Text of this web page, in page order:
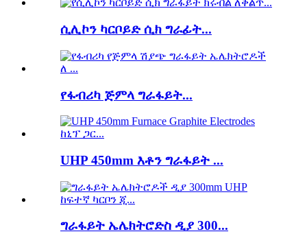
ሲሊኮን ካርቦይድ ሲክ ግራፊት...
የፋብሪካ ጅምላ ግራፋይት...
UHP 450mm እቶን ግራፋይት ...
ግራፋይት ኤሌክትሮድስ ዲያ 300...